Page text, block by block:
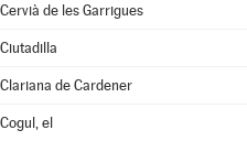
Cervià de les Garrigues
Ciutadilla
Clariana de Cardener
Cogul, el